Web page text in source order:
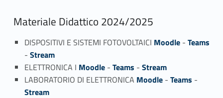
Materiale Didattico 2024/2025
DISPOSITIVI E SISTEMI FOTOVOLTAICI Moodle- Teams
- Stream
ELETTRONICA I Moodle- Teams - Stream
LABORATORIO DI ELETTRONICA Moodle- Teams -
Stream